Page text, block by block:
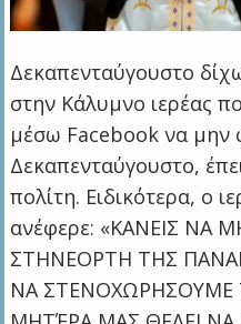
Δεκαπενταύγουστο
στην Κάλυμνο ιερέας
μέσω Facebook να μην
Δεκαπενταύγουστο,
πολίτη. Ειδικότερα, ο
ανέφερε: «ΚΑΝΕΙΣ ΝΑ
ΣΤΗΝΕΟΡΤΗ ΤΗΣ
ΝΑ ΣΤΕΝΟΧΩΡΗΣΟΥΜΕ